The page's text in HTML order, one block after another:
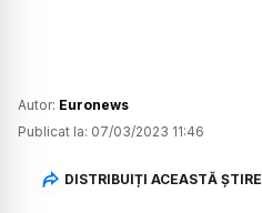
Autor: Euronews
Publicat la: 07/03/2023 11:46
DISTRIBUIȚI ACEASTĂ ȘTIRE